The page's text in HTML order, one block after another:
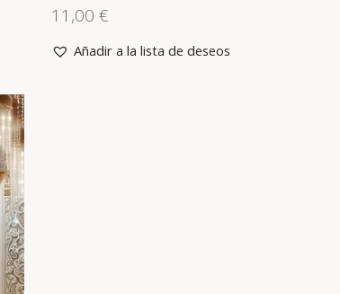
11,00 €
Añadir a la lista de deseos